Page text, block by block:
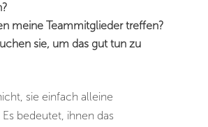
meine Teammitglieder treffen?
sie, um das gut tun zu
sie einfach alleine
bedeutet, ihnen das